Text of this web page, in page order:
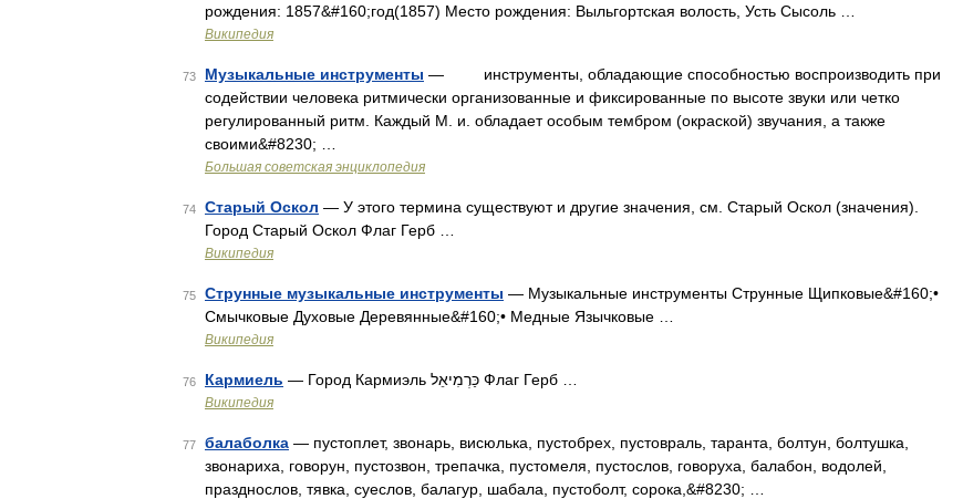
рождения: 1857&#160;год(1857) Место рождения: Выльгортская волость, Усть Сысоль …
Википедия
73 Музыкальные инструменты — инструменты, обладающие способностью воспроизводить при
содействии человека ритмически организованные и фиксированные по высоте звуки или четко
регулированный ритм. Каждый М. и. обладает особым тембром (окраской) звучания, а также
своими&#8230; …
Большая советская энциклопедия
74 Старый Оскол — У этого термина существуют и другие значения, см. Старый Оскол (значения).
Город Старый Оскол Флаг Герб …
Википедия
75 Струнные музыкальные инструменты — Музыкальные инструменты Струнные Щипковые&#160;•
Смычковые Духовые Деревянные&#160;• Медные Язычковые …
Википедия
76 Кармиель — Город Кармиэль כַּרְמִיאֵל Флаг Герб …
Википедия
77 балаболка — пустоплет, звонарь, висюлька, пустобрех, пустовраль, таранта, болтун, болтушка,
звонариха, говорун, пустозвон, трепачка, пустомеля, пустослов, говоруха, балабон, водолей,
празднослов, тявка, суеслов, балагур, шабала, пустоболт, сорока,&#8230; …